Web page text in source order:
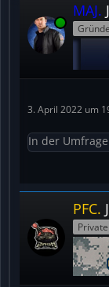
Online
MAJ.
3. April 2022 um
In der
PFC.